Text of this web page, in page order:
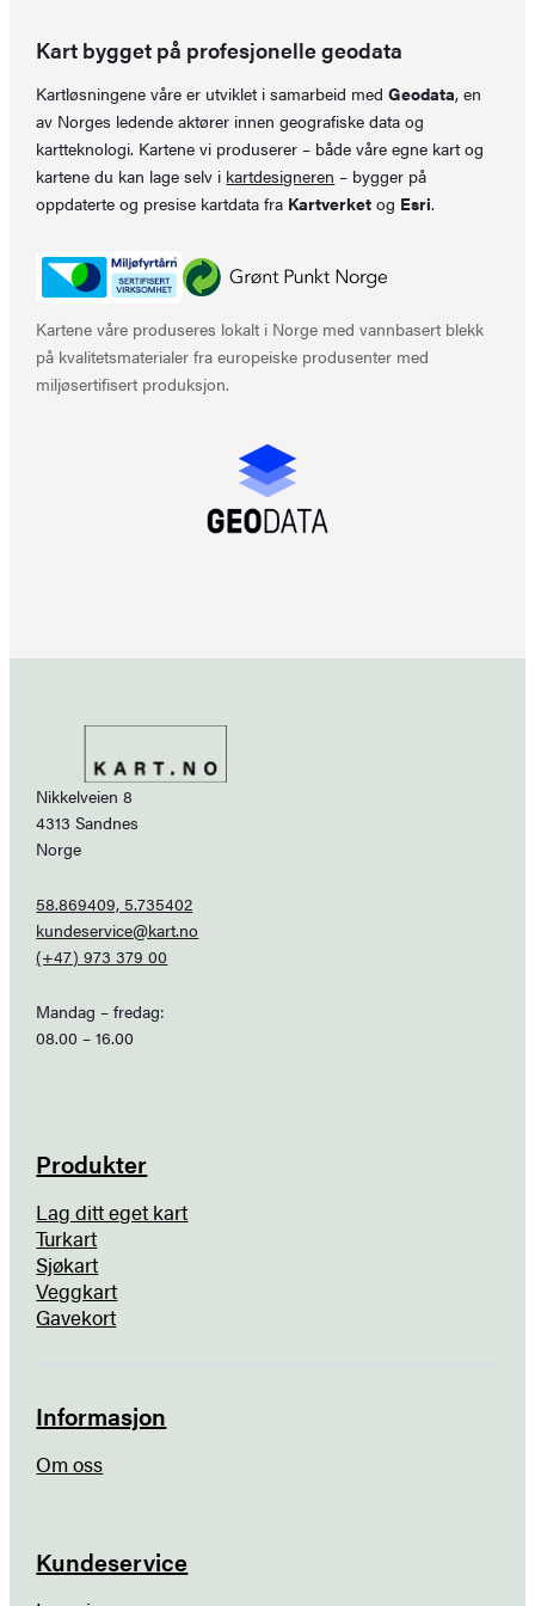
Kart bygget på profesjonelle geodata
Kartløsningene våre er utviklet i samarbeid medGeodata, en
av Norges ledende aktører innen geografiske data og
kartteknologi. Kartene vi produserer – både våre egne kart og
kartene du kan lage selv i kartdesigneren – bygger på
oppdaterte og presise kartdata fra Kartverket og Esri.
Kartene våre produseres lokalt i Norge med vannbasert blekk
på kvalitetsmaterialer fra europeiske produsenter med
miljøsertifisert produksjon.
Nikkelveien 8
4313 Sandnes
Norge
58.869409, 5.735402
kundeservice@kart.no
(+47) 973 379 00
Mandag – fredag:
08.00 – 16.00
Produkter
Lag ditt eget kart
Turkart
Sjøkart
Veggkart
Gavekort
Informasjon
Om oss
Kundeservice